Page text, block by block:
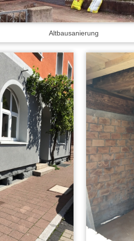
Altbausanierung